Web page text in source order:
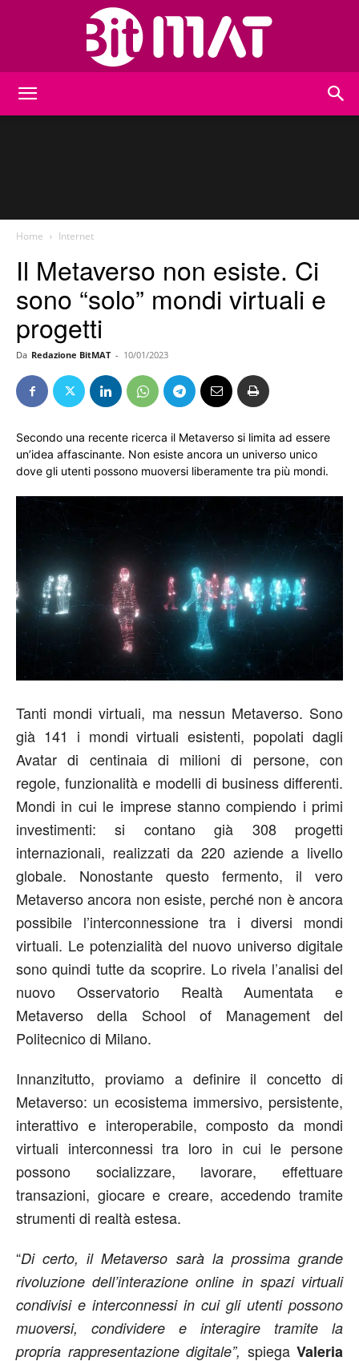
Home Internet
Il Metaverso non esiste. Ci
sono “solo” mondi virtuali e
progetti
Da Redazione BitMAT - 10/01/2023
Secondo una recente ricerca il Metaverso si limita ad essere
un’idea affascinante. Non esiste ancora un universo unico
dove gli utenti possono muoversi liberamente tra più mondi.
Tanti mondi virtuali, ma nessun Metaverso. Sono
già 141 i mondi virtuali esistenti, popolati dagli
Avatar di centinaia di milioni di persone, con
regole, funzionalità e modelli di business differenti.
Mondi in cui le imprese stanno compiendo i primi
investimenti: si contano già 308 progetti
internazionali, realizzati da 220 aziende a livello
globale. Nonostante questo fermento, il vero
Metaverso ancora non esiste, perché non è ancora
possibile l’interconnessione tra i diversi mondi
virtuali. Le potenzialità del nuovo universo digitale
sono quindi tutte da scoprire. Lo rivela l’analisi del
nuovo Osservatorio Realtà Aumentata e
Metaverso della School of Management del
Politecnico di Milano.
Innanzitutto, proviamo a definire il concetto di
Metaverso: un ecosistema immersivo, persistente,
interattivo e interoperabile, composto da mondi
virtuali interconnessi tra loro in cui le persone
possono socializzare, lavorare, effettuare
transazioni, giocare e creare, accedendo tramite
strumenti di realtà estesa.
“Di certo, il Metaverso sarà la prossima grande
rivoluzione dell’interazione online in spazi virtuali
condivisi e interconnessi in cui gli utenti possono
muoversi, condividere e interagire tramite la
propria rappresentazione digitale”, spiega Valeria